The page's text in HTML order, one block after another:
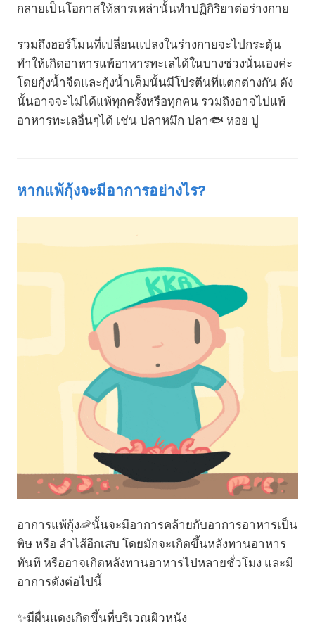
กลายเป็นโอกาสให้สารเหล่านั้นทำปฏิกิริยาต่อร่างกาย
รวมถึงฮอร์โมนที่เปลี่ยนแปลงในร่างกายจะไปกระตุ้น
ทำให้เกิดอาหารแพ้อาหารทะเลได้ในบางช่วงนั่นเองค่ะ
โดยกุ้งน้ำจืดและกุ้งน้ำเค็มนั้นมีโปรตีนที่แตกต่างกัน ดัง
นั้นอาจจะไม่ได้แพ้ทุกครั้งหรือทุกคน รวมถึงอาจไปแพ้
อาหารทะเลอื่นๆได้ เช่น ปลาหมึก ปลา🐟 หอย ปู
หากแพ้กุ้งจะมีอาการอย่างไร?
อาการแพ้กุ้ง🦐นั้นจะมีอาการคล้ายกับอาการอาหารเป็น
พิษ หรือ ลำไส้อีกเสบ โดยมักจะเกิดขึ้นหลังทานอาหาร
ทันที หรืออาจเกิดหลังทานอาหารไปหลายชั่วโมง และมี
อาการดังต่อไปนี้
✨มีผื่นแดงเกิดขึ้นที่บริเวณผิวหนัง